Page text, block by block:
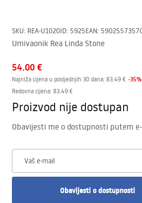
SKU: REA-U1020ID: 5925EAN:
Umivaonik Rea Linda Stone
54.00 €
Najniža cijena u posljednjih 30 dana: 83.49 € -35%
Redovna cijena: 83.49 €
Proizvod nije dostupan
Obavijesti me o dostupnosti putem
Vaš e-mail
Obavijesti o dostupnosti